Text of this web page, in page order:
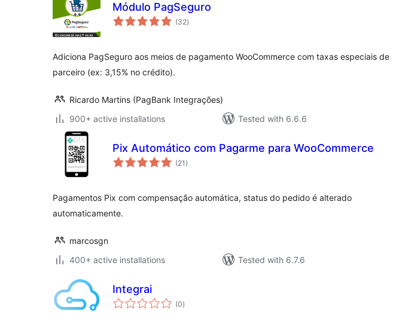
Módulo PagSeguro
(32total
ratings
)
Adiciona PagSeguro aos meios de pagamento WooCommerce com taxas especiais de
parceiro (ex: 3,15% no crédito).
Ricardo Martins (PagBank Integrações)
900+ active installations
Tested with 6.6.6
Pix Automático com Pagarme para WooCommerce
(21 total
ratings
)
Pagamentos Pix com compensação automática, status do pedido é alterado
automaticamente.
marcosgn
400+ active installations
Tested with 6.7.6
Integrai
(0total
ratings
)